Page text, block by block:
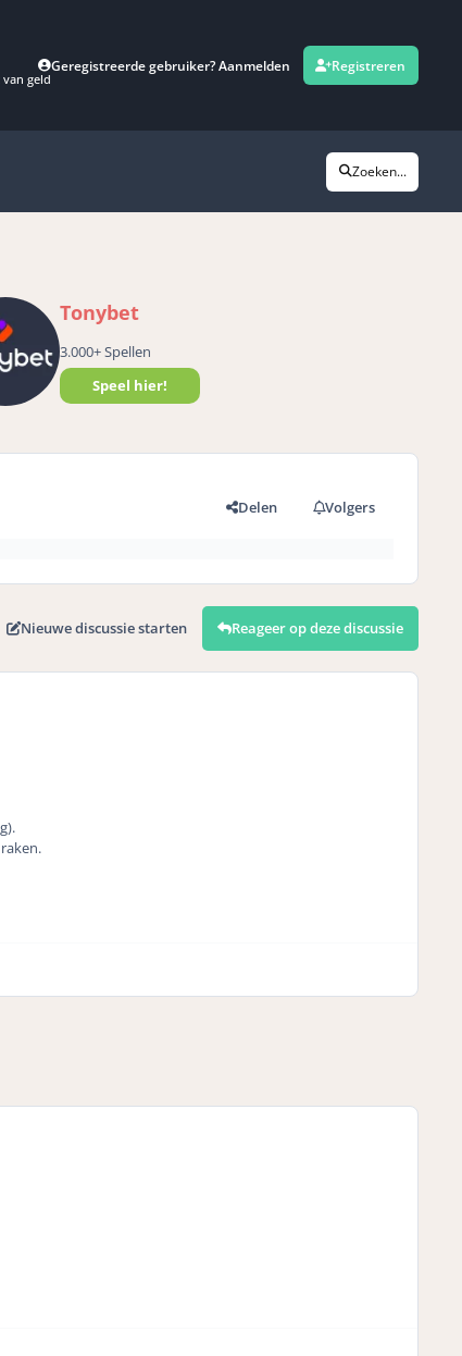
geld
Geregistreerde gebruiker? Aanmelden Registreren
Zoeken...
Tonybet
3.000+ Spellen
Speel hier!
Delen Volgers
Nieuwe discussie starten Reageer op deze discussie